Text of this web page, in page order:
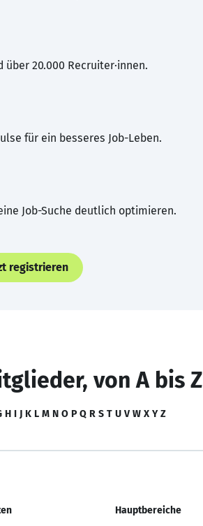
20.000 Recruiter·innen.
für ein besseres Job-Leben.
Job-Suche deutlich optimieren.
registrieren
von A bis Z
H I J K L M N O P Q R S T U V W X Y Z
Hauptbereiche